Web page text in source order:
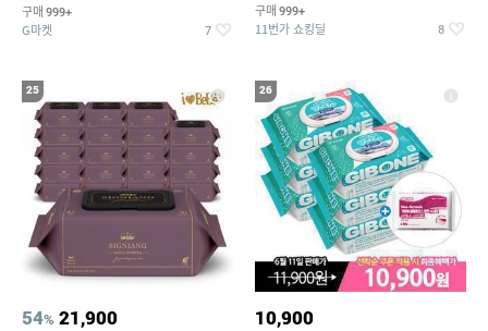
구매 999+
G마켓 7
구매 999+
11번가 쇼킹딜 8
25
54% 21,900
26
10,900